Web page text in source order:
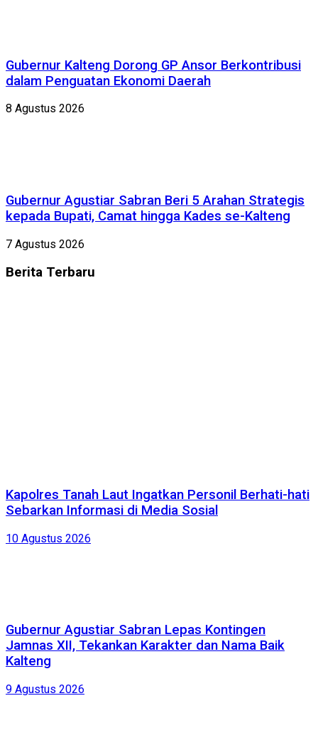
Gubernur Kalteng Dorong GP Ansor Berkontribusi
dalam Penguatan Ekonomi Daerah
8 Agustus 2026
Gubernur Agustiar Sabran Beri 5 Arahan Strategis
kepada Bupati, Camat hingga Kades se-Kalteng
7 Agustus 2026
Berita Terbaru
Kapolres Tanah Laut Ingatkan Personil Berhati-hati
Sebarkan Informasi di Media Sosial
10 Agustus 2026
Gubernur Agustiar Sabran Lepas Kontingen
Jamnas XII, Tekankan Karakter dan Nama Baik
Kalteng
9 Agustus 2026